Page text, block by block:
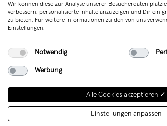
schädlich und
Unsere Pins
mit Liebe
innerhalb
Merken
Wir können diese zur Analyse unserer Besucherdaten
verbessern, personalisierte Inhalte anzuzeigen und Dir ein
zu bieten. Für weitere Informationen zu den von uns
Einstellungen.
Notwendig
Werbung
Alle Cookies akzeptieren ✓
Einstellungen anpassen